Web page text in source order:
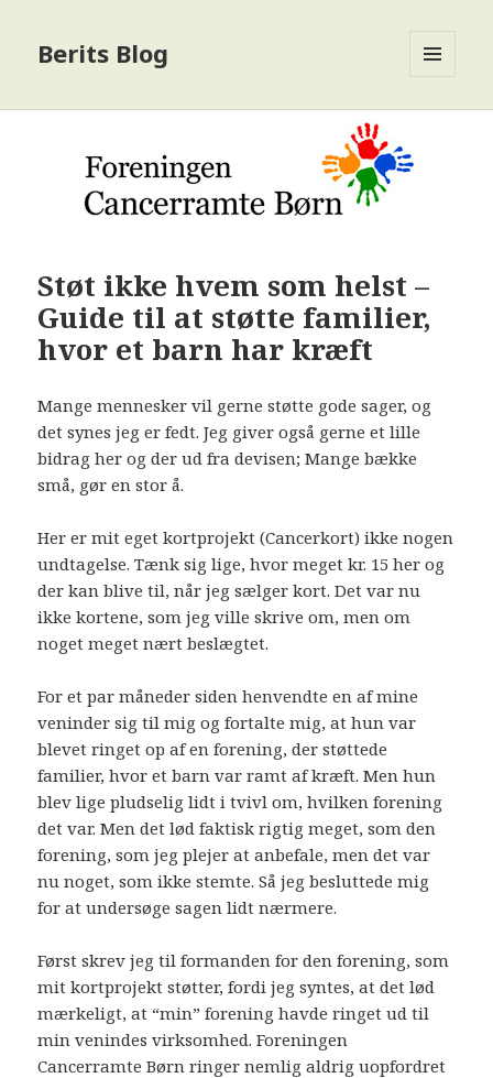
Berits Blog
Støt ikke hvem som helst –
Guide til at støtte familier,
hvor et barn har kræft
Mange mennesker vil gerne støtte gode sager, og
det synes jeg er fedt. Jeg giver også gerne et lille
bidrag her og der ud fra devisen; Mange bække
små, gør en stor å.
Her er mit eget kortprojekt (Cancerkort) ikke nogen
undtagelse. Tænk sig lige, hvor meget kr. 15 her og
der kan blive til, når jeg sælger kort. Det var nu
ikke kortene, som jeg ville skrive om, men om
noget meget nært beslægtet.
For et par måneder siden henvendte en af mine
veninder sig til mig og fortalte mig, at hun var
blevet ringet op af en forening, der støttede
familier, hvor et barn var ramt af kræft. Men hun
blev lige pludselig lidt i tvivl om, hvilken forening
det var. Men det lød faktisk rigtig meget, som den
forening, som jeg plejer at anbefale, men det var
nu noget, som ikke stemte. Så jeg besluttede mig
for at undersøge sagen lidt nærmere.
Først skrev jeg til formanden for den forening, som
mit kortprojekt støtter, fordi jeg syntes, at det lød
mærkeligt, at “min” forening havde ringet ud til
min venindes virksomhed. Foreningen
Cancerramte Børn ringer nemlig aldrig uopfordret